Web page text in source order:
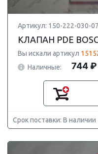
Артикул: 150-222-030-
КЛАПАН PDE
Вы искали артикул
Наличные:
744 ₽
Срок поставки: В наличии